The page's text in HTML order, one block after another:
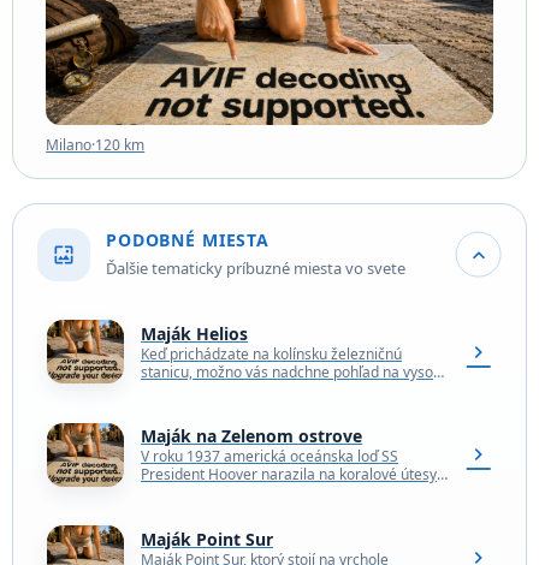
Milano·120 km
wallpaper
PODOBNÉ MIESTA
Ďalšie tematicky príbuzné miesta vo svete expand_more
Maják Helios
Keď prichádzate na kolínsku železničnú
stanicu, možno vás nadchne pohľad na vysokú
chevron_right
Maják na Zelenom ostrove
V roku 1937 americká oceánska loď SS
President Hoover narazila na koralové útesy
chevron_right
Maják Point Sur
Maják Point Sur, ktorý stojí na vrchole
chevron_right